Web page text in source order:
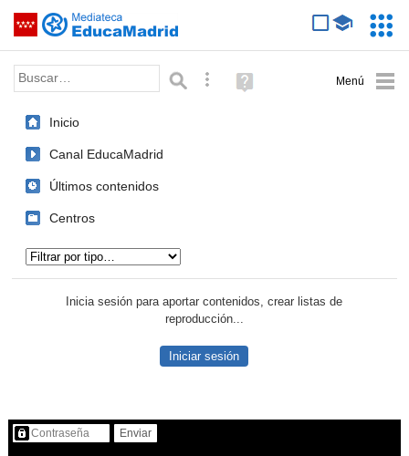
Saltar navegación
Palabra o frase: Búsqueda avanzada
Ayuda
(en
Inicio
Canal EducaMadrid
Últimos contenidos
Centros
Inicia sesión para aportar contenidos, crear listas de
reproducción...
Iniciar sesión
Contenido protegido…